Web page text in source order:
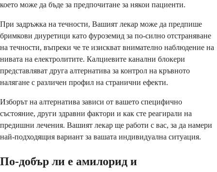
което може да бъде за предпочитане за някои пациенти.
При задръжка на течности, Вашият лекар може да предпише
бримкови диуретици като фуроземид за по-силно отстраняване
на течности, въпреки че те изискват внимателно наблюдение на
нивата на електролитите. Калциевите канални блокери
представляват друга алтернатива за контрол на кръвното
налягане с различен профил на странични ефекти.
Изборът на алтернатива зависи от вашето специфично
състояние, други здравни фактори и как сте реагирали на
предишни лечения. Вашият лекар ще работи с вас, за да намери
най-подходящия вариант за вашата индивидуална ситуация.
По-добър ли е амилорид и